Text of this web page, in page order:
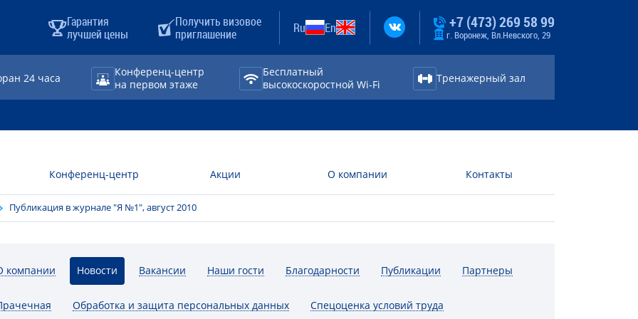
Гарантия
лучшей цены
Получить визовое
приглашение
Ru En +7 (473) 269 58 99
г. Воронеж, Вл.Невского, 29
24 часа
Конференц-центр
на первом этаже
Бесплатный
высокоскоростной Wi⁠-⁠Fi
Тренажерный зал
Конференц-центр Акции О компании Контакты
Публикация в журнале "Я №1", август 2010
компании Новости Вакансии Наши гости Благодарности Публикации Партнеры
Обработка и защита персональных данных Спецоценка условий труда